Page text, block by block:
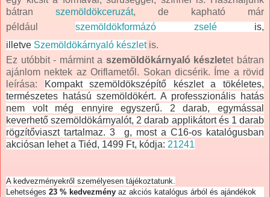
bátran szemöldökceruzát, de kapható már
példáulszemöldökformázó zseléis,
illetve Szemöldökárnyaló készletis.
Ez utóbbit - mármint a szemöldökárnyaló készletet bátran
ajánlom nektek az Oriflametől. Sokan dicsérik. Íme a rövid
leírása:
Kompakt szemöldökszépítő készlet a tökéletes,
természetes hatású szemöldökért. A professzionális hatás
nem volt még ennyire egyszerű. 2 darab, egymással
keverhető szemöldökárnyalót, 2 darab applikátort és 1 darab
rögzítőviaszt tartalmaz. 3 g, most a C16-os katalógusban
akciósan lehet a Tiéd, 1499 Ft, kódja: 21241
A kedvezményekről személyesen tájékoztatunk.
Lehetséges 23 % kedvezmény az akciós katalógus árból és ajándékok